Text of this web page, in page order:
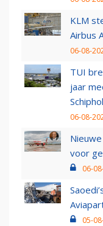
KLM
Airbus
06-08-
TUI
jaar
Schiphol
06-08-
voor
06-
05-